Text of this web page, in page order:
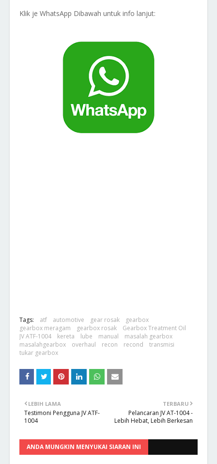
Klik je WhatsApp Dibawah untuk info lanjut:
Tags: atf automotive gear rosak
gearbox
gearbox meragam
gearbox rosak
Gearbox Treatment Oil
JV ATF-1004
kereta lube manual
masalah gearbox
masalahgearbox
overhaul recon recond
transmisi
tukar gearbox
TERBARU
Pelancaran JV AT-1004 -
Lebih Hebat, Lebih Berkesan
LEBIH LAMA
Testimoni Pengguna JV ATF-
1004
ANDA MUNGKIN MENYUKAI SIARAN INI